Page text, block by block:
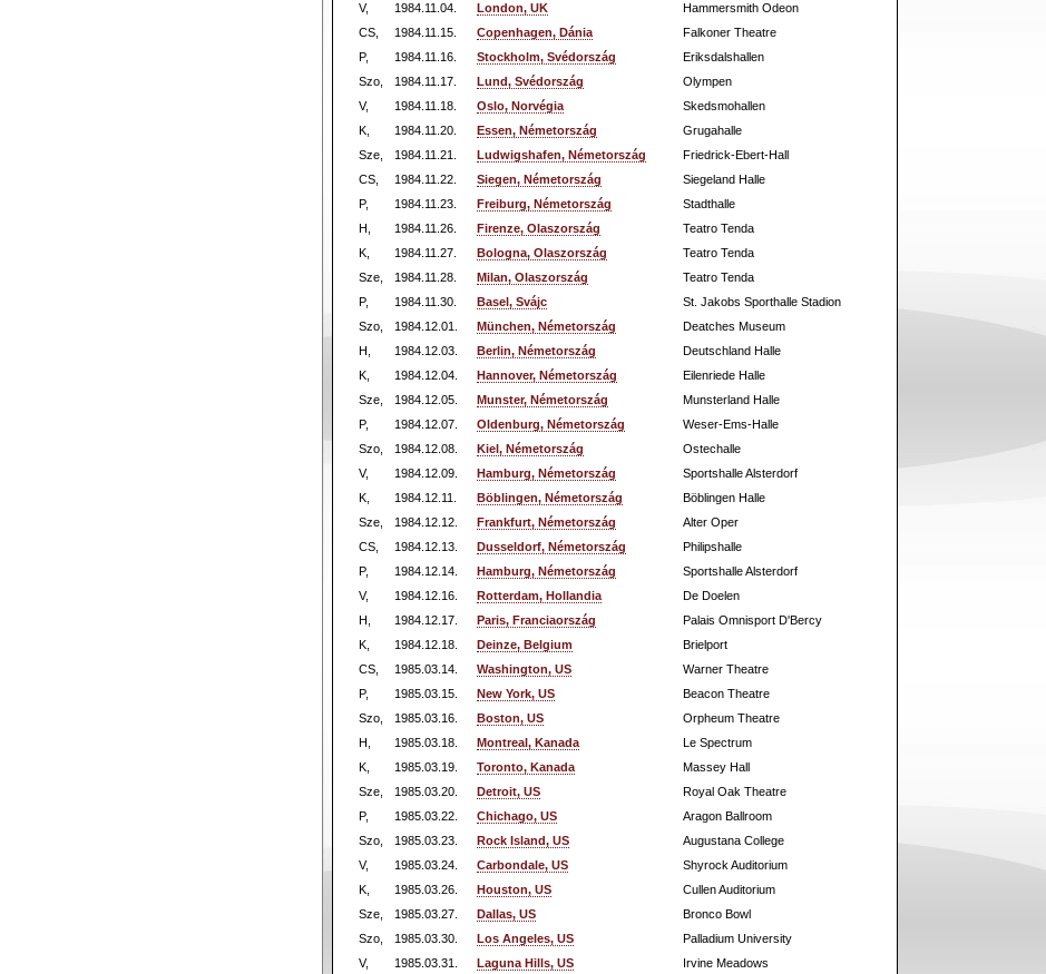
V,
1984.11.04. London, UK
Hammersmith Odeon
CS,
1984.11.15. Copenhagen, Dánia
Falkoner Theatre
P,
1984.11.16. Stockholm, Svédország
Eriksdalshallen
Szo,
1984.11.17. Lund, Svédország
Olympen
V,
1984.11.18. Oslo, Norvégia
Skedsmohallen
K,
1984.11.20. Essen, Németország
Grugahalle
Sze,
1984.11.21. Ludwigshafen, Németország
Friedrick-Ebert-Hall
CS,
1984.11.22. Siegen, Németország
Siegeland Halle
P,
1984.11.23. Freiburg, Németország
Stadthalle
H,
1984.11.26. Firenze, Olaszország
Teatro Tenda
K,
1984.11.27. Bologna, Olaszország
Teatro Tenda
Sze,
1984.11.28. Milan, Olaszország
Teatro Tenda
P,
1984.11.30. Basel, Svájc
St. Jakobs Sporthalle Stadion
Szo,
1984.12.01. München, Németország
Deatches Museum
H,
1984.12.03. Berlin, Németország
Deutschland Halle
K,
1984.12.04. Hannover, Németország
Eilenriede Halle
Sze,
1984.12.05. Munster, Németország
Munsterland Halle
P,
1984.12.07. Oldenburg, Németország
Weser-Ems-Halle
Szo,
1984.12.08. Kiel, Németország
Ostechalle
V,
1984.12.09. Hamburg, Németország
Sportshalle Alsterdorf
K,
1984.12.11. Böblingen, Németország
Böblingen Halle
Sze,
1984.12.12. Frankfurt, Németország
Alter Oper
CS,
1984.12.13. Dusseldorf, Németország
Philipshalle
P,
1984.12.14. Hamburg, Németország
Sportshalle Alsterdorf
V,
1984.12.16. Rotterdam, Hollandia
De Doelen
H,
1984.12.17. Paris, Franciaország
Palais Omnisport D'Bercy
K,
1984.12.18. Deinze, Belgium
Brielport
CS,
1985.03.14. Washington, US
Warner Theatre
P,
1985.03.15. New York, US
Beacon Theatre
Szo,
1985.03.16. Boston, US
Orpheum Theatre
H,
1985.03.18. Montreal, Kanada
Le Spectrum
K,
1985.03.19. Toronto, Kanada
Massey Hall
Sze,
1985.03.20. Detroit, US
Royal Oak Theatre
P,
1985.03.22. Chichago, US
Aragon Ballroom
Szo,
1985.03.23. Rock Island, US
Augustana College
V,
1985.03.24. Carbondale, US
Shyrock Auditorium
K,
1985.03.26. Houston, US
Cullen Auditorium
Sze,
1985.03.27. Dallas, US
Bronco Bowl
Szo,
1985.03.30. Los Angeles, US
Palladium University
V,
1985.03.31. Laguna Hills, US
Irvine Meadows